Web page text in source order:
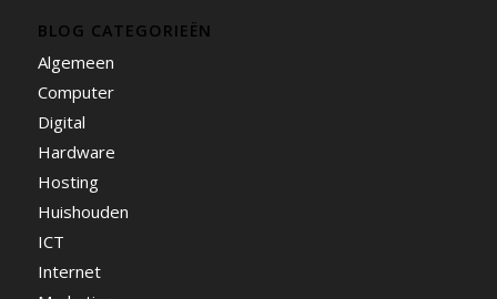
BLOG CATEGORIEËN
Algemeen
Computer
Digital
Hardware
Hosting
Huishouden
ICT
Internet